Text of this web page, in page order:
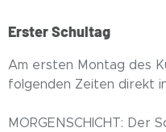
Erster Schultag
Am ersten Montag des
folgenden Zeiten direkt
MORGENSCHICHT: Der